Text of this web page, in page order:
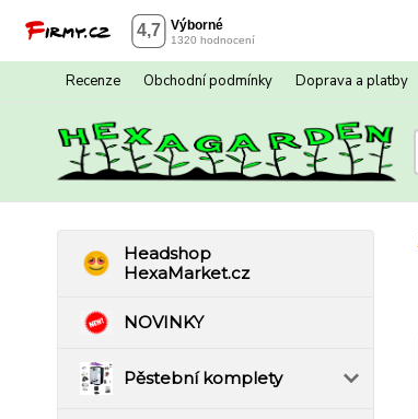
Recenze Obchodní podmínky Doprava a platby
Headshop
HexaMarket.cz
NOVINKY
Pěstební komplety